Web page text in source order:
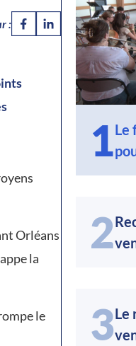
:
Orléans
la
le
1Le
2
3Le